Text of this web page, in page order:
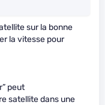
sur la bonne
la vitesse pour
peut
satellite dans une